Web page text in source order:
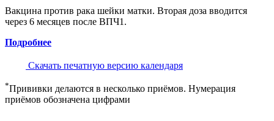
Вакцина против рака шейки матки. Вторая доза вводится
через 6 месяцев после ВПЧ1.
Подробнее
Скачать печатную версию календаря
*Прививки делаются в несколько приёмов. Нумерация
приёмов обозначена цифрами